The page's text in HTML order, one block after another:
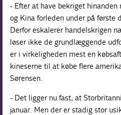
- Efter at have bekriget
og Kina forleden under på første
Derfor eskalerer handelskrigen
løser ikke de grundlæggende
er i virkeligheden mest en
kineserne til at købe flere
Sørensen.
- Det ligger nu fast, at
januar. Men der er stadig stor